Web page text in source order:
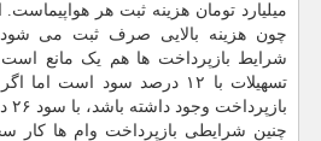
میلیارد تومان هزینه ثبت هر
چون هزینه بالایی صرف ثبت می شود
شرایط بازپرداخت ها هم یک مانع
تسهیلات با ۱۲ درصد سود است
چنین شرایطی بازپرداخت وام ها کار